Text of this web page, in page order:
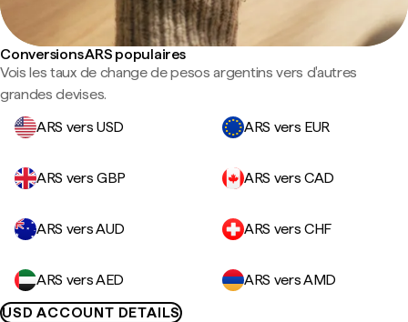
Conversions ARS populaires
Vois les taux de change de pesos argentins vers d'autres
grandes devises.
ARS vers USD
ARS vers EUR
ARS vers GBP ARS vers CAD
ARS vers AUD ARS vers CHF
ARS vers AED
ARS vers AMD
USD ACCOUNT DETAILS